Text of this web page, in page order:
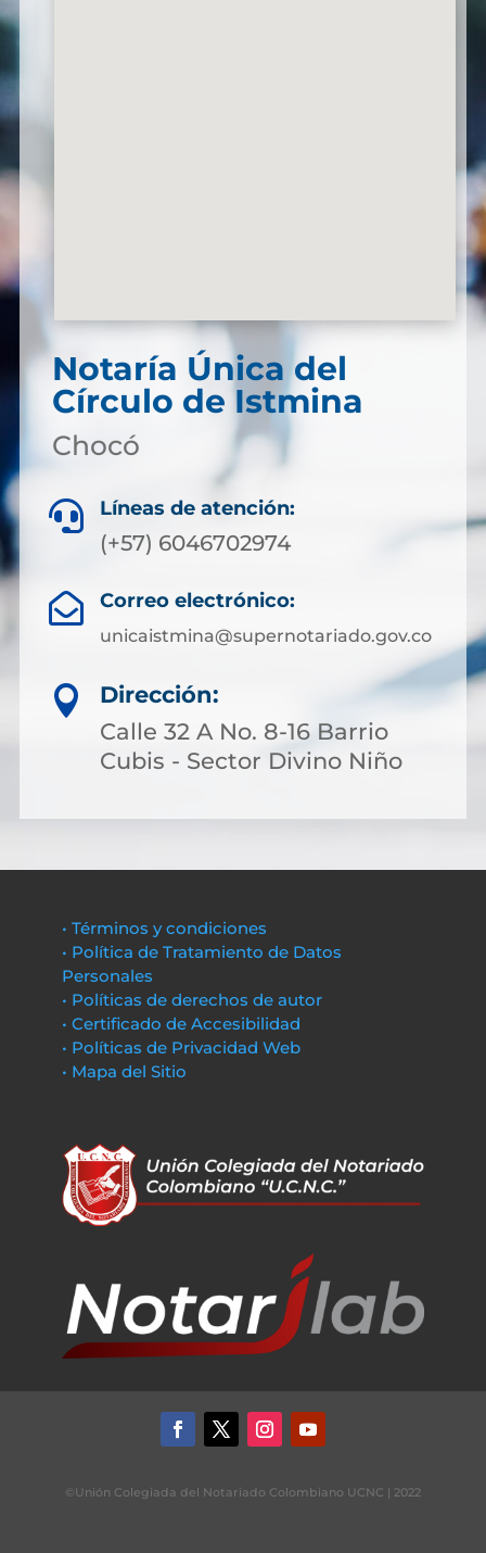
Notaría Única del
Círculo de Istmina
Chocó
 Líneas de atención:
(+57) 6046702974
 Correo electrónico:
unicaistmina@supernotariado.gov.co

Dirección:
Calle 32 A No. 8-16 Barrio
Cubis - Sector Divino Niño
• Términos y condiciones
• Política de Tratamiento de Datos
Personales
• Políticas de derechos de autor
• Certificado de Accesibilidad
• Políticas de Privacidad Web
• Mapa del Sitio
©Unión Colegiada del Notariado Colombiano UCNC | 2022